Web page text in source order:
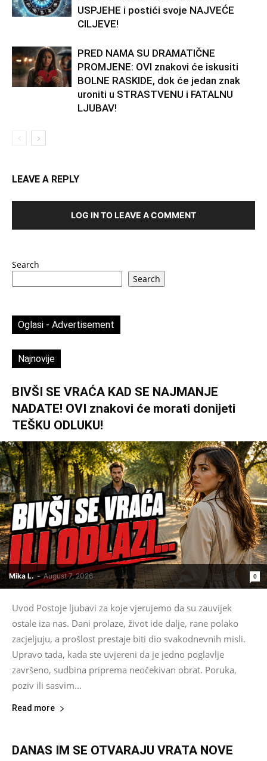
USPJEHE i postići svoje NAJVEĆE
CILJEVE!
PRED NAMA SU DRAMATIČNE
PROMJENE: OVI znakovi će iskusiti
BOLNE RASKIDE, dok će jedan znak
uroniti u STRASTVENU i FATALNU
LJUBAV!
LEAVE A REPLY
LOG IN TO LEAVE A COMMENT
Search
Search
Oglasi - Advertisement
Najnovije
BIVŠI SE VRAĆA KAD SE NAJMANJE
NADATE! OVI znakovi će morati donijeti
TEŠKU ODLUKU!
Mika L. - August 7, 2026 0
Uvod Postoje ljubavi za koje vjerujemo da su zauvijek
ostale iza nas. Dani prolaze, život ide dalje, rane polako
zacjeljuju, a prošlost prestaje biti dio svakodnevnih misli.
Upravo tada, kada ste uvjereni da je jedno poglavlje
završeno, sudbina priprema neočekivan obrat. Poruka,
poziv ili sasvim...
Read more
DANAS IM SE OTVARAJU VRATA NOVE